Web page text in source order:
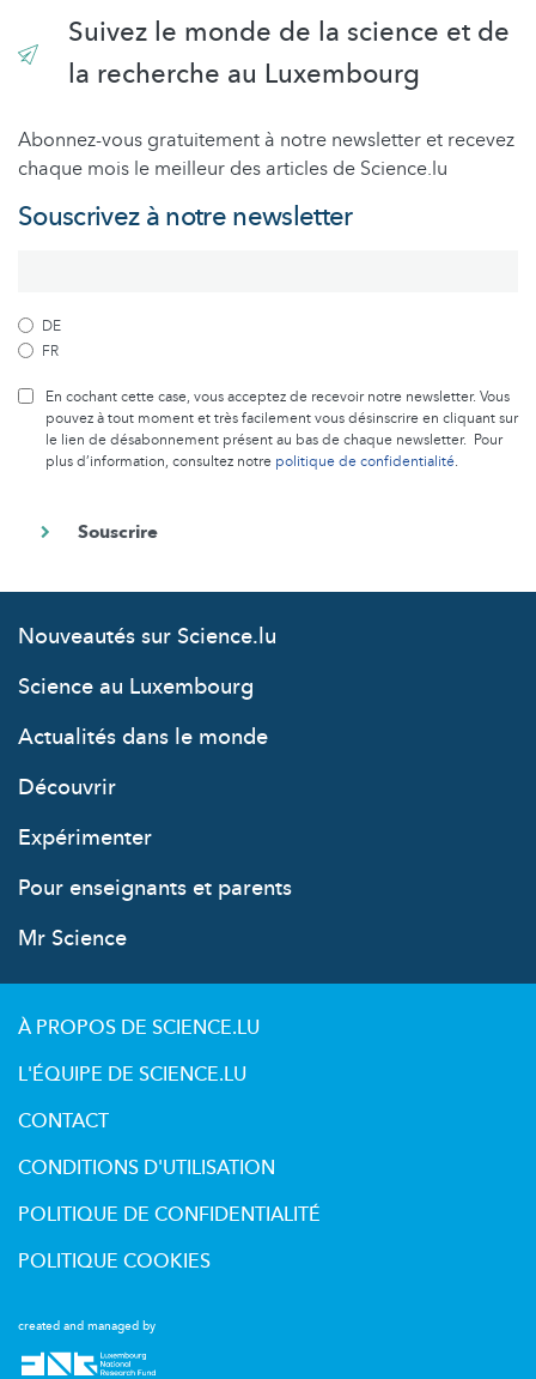
Suivez le monde de la science et de
la recherche au Luxembourg
Abonnez-vous gratuitement à notre newsletter et recevez
chaque mois le meilleur des articles de Science.lu
Souscrivez à notre newsletter
DE
FR
En cochant cette case, vous acceptez de recevoir notre newsletter. Vous
pouvez à tout moment et très facilement vous désinscrire en cliquant sur
le lien de désabonnement présent au bas de chaque newsletter. Pour
plus d’information, consultez notre politique de confidentialité.
Nouveautés sur Science.lu
Science au Luxembourg
Actualités dans le monde
Découvrir
Expérimenter
Pour enseignants et parents
Mr Science
created and managed by
À PROPOS DE SCIENCE.LU
L'ÉQUIPE DE SCIENCE.LU
CONTACT
CONDITIONS D'UTILISATION
POLITIQUE DE CONFIDENTIALITÉ
POLITIQUE COOKIES